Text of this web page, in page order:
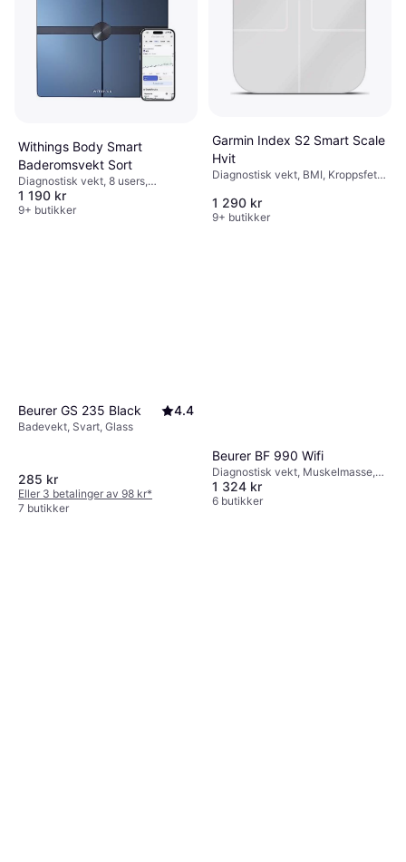
Withings Body Smart
Baderomsvekt Sort
Diagnostisk vekt, 8 users,
Muskelmasse, Vannprosent i
kroppen, Kroppsfett, Glass
1 190 kr
9+ butikker
Garmin Index S2 Smart Scale
Hvit
Diagnostisk vekt, BMI, Kroppsfett,
Muskelmasse, Hvit, Glass
1 290 kr
9+ butikker
Beurer GS 235 Black 4.4
Badevekt, Svart, Glass
285 kr
Eller 3 betalinger av 98 kr*
7 butikker
Beurer BF 990 Wifi
Diagnostisk vekt, Muskelmasse,
Benmasse, Vannprosent i kroppen,
Kroppsfett, Svart, Glass
1 324 kr
6 butikker